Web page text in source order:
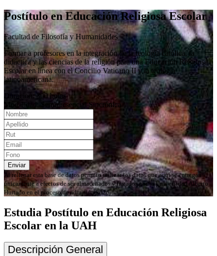
Postítulo en Educación Religiosa Escolar
Facultad de Filosofía y Humanidades
Formar a profesores en la integración de la teología católica, la
didáctica y las ciencias de la religión para una Educación Religiosa
Escolar en línea con el Concilio Vaticano II y la teología
latinoamericana.
Duracion: 300 horas
Modalidad: Semipresencial Sincrónica
Enviar
Al rellenar esta base de datos permito utilizar los datos que aquí se entregan
únicamente a efectos de ser almacenados y tratados por la Universidad Alberto
Hurtado en el proceso de admisión 2026.
Estudia Postítulo en Educación Religiosa
Escolar en la UAH
Descripción General